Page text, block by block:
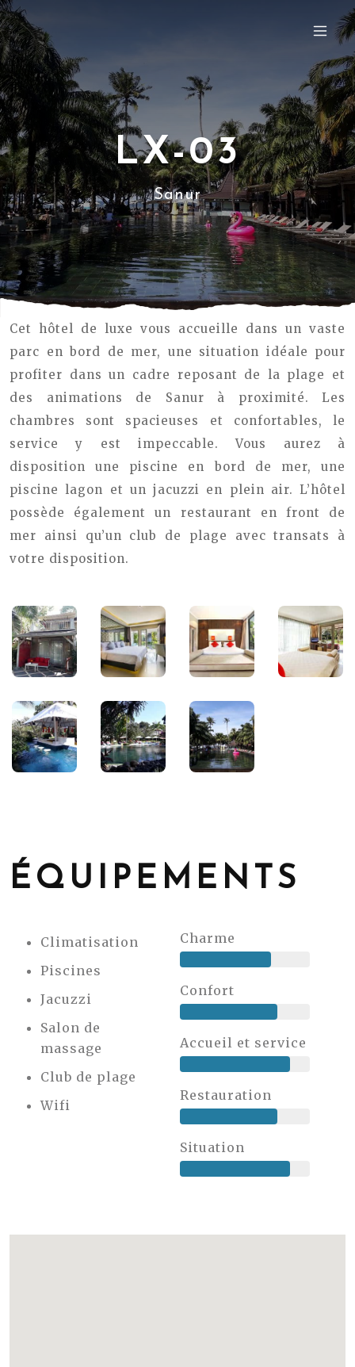
LX-03
Sanur
Cet hôtel de luxe vous accueille dans un vaste
parc en bord de mer, une situation idéale pour
profiter dans un cadre reposant de la plage et
des animations de Sanur à proximité. Les
chambres sont spacieuses et confortables, le
service y est impeccable. Vous aurez à
disposition une piscine en bord de mer, une
piscine lagon et un jacuzzi en plein air. L’hôtel
possède également un restaurant en front de
mer ainsi qu’un club de plage avec transats à
votre disposition.
ÉQUIPEMENTS
Climatisation
Piscines
Jacuzzi
Salon de
massage
Club de plage
Wifi
Charme
Confort
Accueil et service
Restauration
Situation